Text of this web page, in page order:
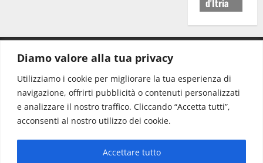
Diamo valore alla tua privacy
Utilizziamo i cookie per migliorare la tua esperienza di
navigazione, offrirti pubblicità o contenuti personalizzati
e analizzare il nostro traffico. Cliccando “Accetta tutti”,
acconsenti al nostro utilizzo dei cookie.
Accettare tutto
d'Itria
Redazione: redazione@www.martinasera.it
Direttore:direttore@www.martinasera.it
Info & Commerciale:info@www.martinasera.it